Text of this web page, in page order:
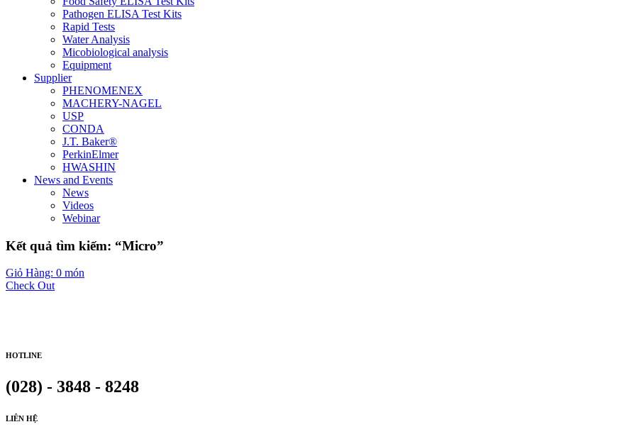
Pathogen ELISA Test Kits
Rapid Tests
Water Analysis
Micobiological analysis
Equipment
Supplier
PHENOMENEX
MACHERY-NAGEL
USP
CONDA
J.T. Baker®
PerkinElmer
HWASHIN
News and Events
News
Videos
Webinar
Kết quả tìm kiếm: “Micro”
Giỏ Hàng: 0 món
Check Out
HOTLINE
(028) - 3848 - 8248
LIÊN HỆ